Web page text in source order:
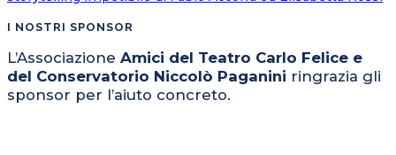
I NOSTRI SPONSOR
L’Associazione Amici del Teatro Carlo Felice e
del Conservatorio Niccolò Paganini ringrazia gli
sponsor per l’aiuto concreto.